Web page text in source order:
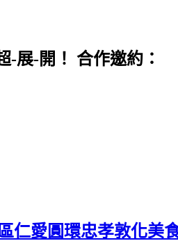
展-開！ 合作邀約：
仁愛圓環忠孝敦化美